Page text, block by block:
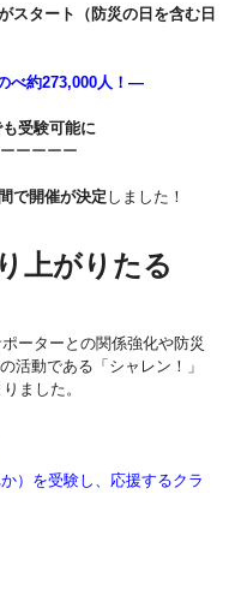
スタート（防災の日を含む日
べ約273,000人！―
受験可能に
ーーーー
で開催が決定しました！
上がりたる
ーターとの関係強化や防災
活動である「シャレン！」
ました。
）を受験し、応援するクラ